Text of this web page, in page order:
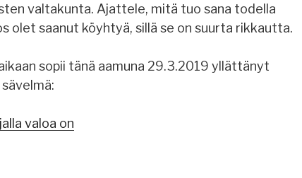
valtakunta. Ajattele, mitä tuo sana todella
olet saanut köyhtyä, sillä se on suurta rikkautta.
sopii tänä aamuna 29.3.2019 yllättänyt
valoa on